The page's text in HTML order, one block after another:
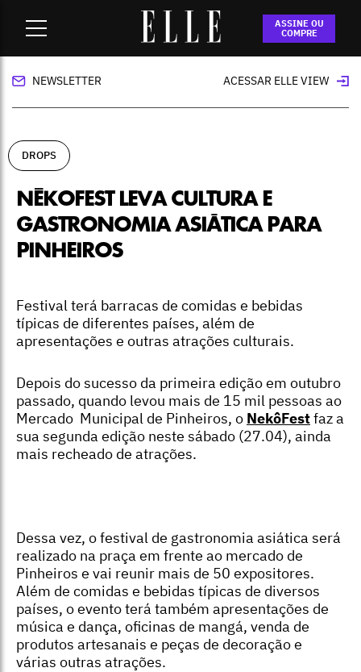
ASSINE OU
COMPRE
NêkoFest leva cultura e gastronomia asiática
para Pinheiros
NEWSLETTER ACESSAR ELLE VIEW
DROPS
NÊKOFEST LEVA CULTURA E
GASTRONOMIA ASIÁTICA PARA
PINHEIROS
Festival terá barracas de comidas e bebidas
típicas de diferentes países, além de
apresentações e outras atrações culturais.
Depois do sucesso da primeira edição em outubro
passado, quando levou mais de 15 mil pessoas ao
Mercado Municipal de Pinheiros, o NekôFestfaz a
sua segunda edição neste sábado (27.04), ainda
mais recheado de atrações.
Dessa vez, o festival de gastronomia asiática será
realizado na praça em frente ao mercado de
Pinheiros e vai reunir mais de 50 expositores.
Além de comidas e bebidas típicas de diversos
países, o evento terá também apresentações de
música e dança, oficinas de mangá, venda de
produtos artesanais e peças de decoração e
várias outras atrações.